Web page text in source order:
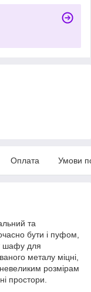
Оплата Умови
та
бути і пуфом,
шафу для
металу міцні,
розмірам
простори.